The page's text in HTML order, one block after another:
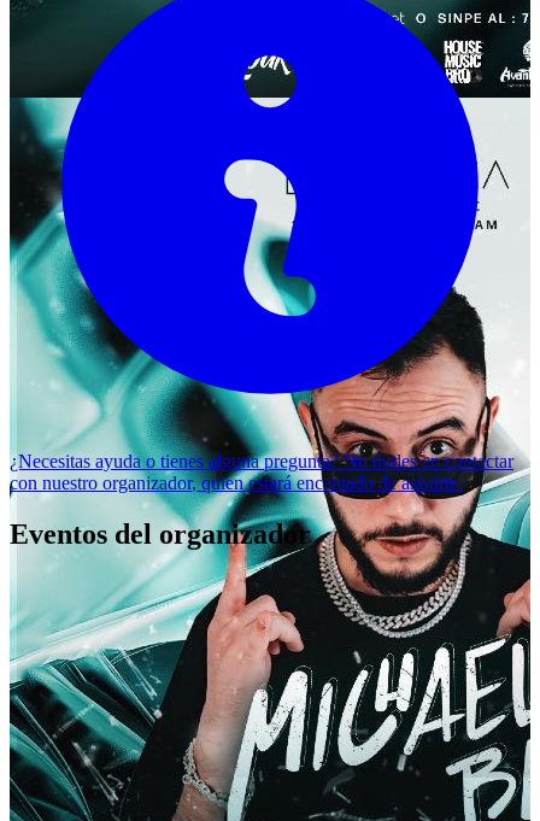
¿Necesitas ayuda o tienes alguna pregunta? No dudes encontactar
con nuestro organizador, quien estará encantado de asistirte.
Eventos del organizador
MICHAELBM
BONANZA EXPERIENCE